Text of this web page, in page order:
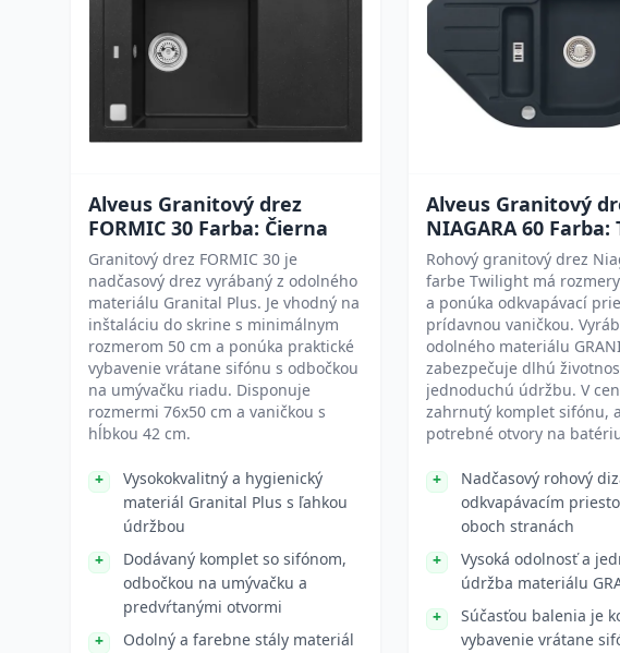
Alveus Granitový drez
FORMIC 30 Farba: Čierna
Granitový drez FORMIC 30 je
nadčasový drez vyrábaný z odolného
materiálu Granital Plus. Je vhodný na
inštaláciu do skrine s minimálnym
rozmerom 50 cm a ponúka praktické
vybavenie vrátane sifónu s odbočkou
na umývačku riadu. Disponuje
rozmermi 76x50 cm a vaničkou s
hĺbkou 42 cm.
Vysokokvalitný a hygienický
materiál Granital Plus s ľahkou
údržbou
Dodávaný komplet so sifónom,
odbočkou na umývačku a
predvŕtanými otvormi
Odolný a farebne stály materiál
Alveus Granitový
NIAGARA 60
Rohový granitový drez
farbe Twilight má
a ponúka odkvapávací
prídavnou vaničkou.
odolného materiálu
zabezpečuje dlhú
jednoduchú údržbu. V
zahrnutý komplet sifónu,
potrebné otvory na
Nadčasový rohový
odkvapávacím
oboch stranách
Vysoká odolnosť a
údržba materiálu
Súčasťou balenia je
vybavenie vrátane